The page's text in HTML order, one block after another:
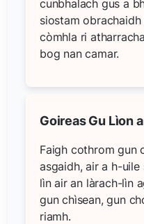
cunbhalach gus a
siostam obrachaidh
còmhla ri
bog nan camar.
Goireas Gu Lìon
Faigh cothrom gun
asgaidh, air a h-
lìn air an làrach-lìn
gun chìsean, gun
riamh.